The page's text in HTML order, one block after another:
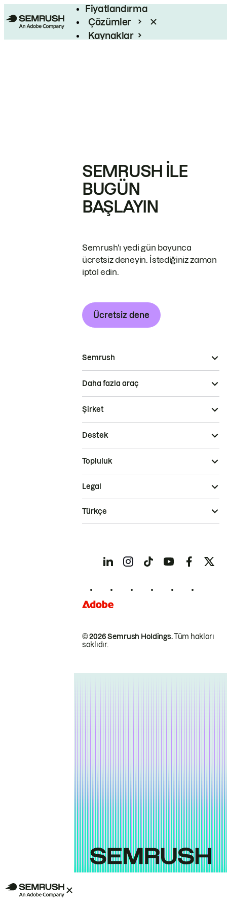
Fiyatlandırma
Çözümler
Kaynaklar
SEMRUSH ILE
BUGÜN
BAŞLAYIN
Semrush'ı yedi gün boyunca
ücretsiz deneyin. İstediğiniz zaman
iptal edin.
Ücretsiz dene
Semrush
Daha fazla araç
Şirket
Destek
Topluluk
© 2026 Semrush Holdings.Tüm hakları
saklıdır.
Legal
Türkçe